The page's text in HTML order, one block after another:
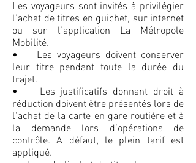
Les voyageurs sont invités à privilégier
l’achat de titres en guichet, sur internet
ou sur l’application La Métropole
Mobilité.
• Les voyageurs doivent conserver
leur titre pendant toute la durée du
trajet.
• Les justificatifs donnant droit à
réduction doivent être présentés lors de
l’achat de la carte en gare routière et à
la demande lors d’opérations de
contrôle. A défaut, le plein tarif est
appliqué.